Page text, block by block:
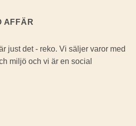
AFFÄR
just det - reko. Vi säljer varor med
miljö och vi är en social